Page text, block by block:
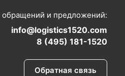
обращений и предложений:
info@logistics1520.com
8 (495) 181-1520
Обратная связь